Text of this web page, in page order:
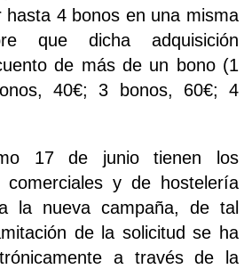
hasta 4 bonos en una misma
que dicha adquisición
de más de un bono (1
40€; 3 bonos, 60€; 4
17 de junio tienen los
comerciales y de hostelería
la nueva campaña, de tal
de la solicitud se ha
a través de la